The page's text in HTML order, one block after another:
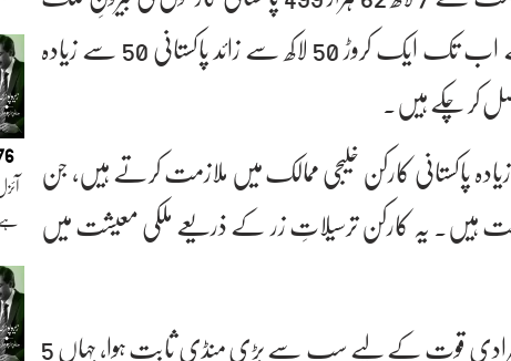
ملازمت کے لیے رجسٹریشن کی۔ جبکہ 1972 سے اب تک ایک کروڑ 50 لاکھ سے زائد پاکستانی 50 سے زیادہ
کر چکے ہیں۔
ہوتا ہے کہ 96 فیصد سے زیادہ پاکستانی کارکن خلیجی ممالک میں ملازمت کرتے ہیں، جن
ہیں۔ یہ کارکن ترسیلاتِ زر کے ذریعے ملکی معیشت میں
سال 2025 کے دوران سعودی عرب پاکستانی افرادی قوت کے لیے سب سے بڑی منڈی ثابت ہوا، جہاں 5